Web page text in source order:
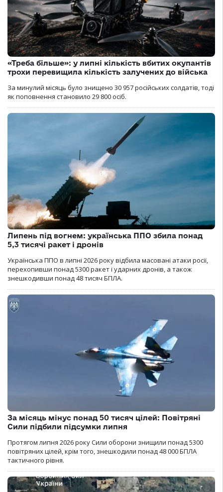
«Треба більше»: у липні кількість вбитих окупантів
трохи перевищила кількість залучених до війська
За минулий місяць було знищено 30 957 російських солдатів, тоді
як поповнення становило 29 800 осіб.
Липень під вогнем: українська ППО збила понад
5,3 тисячі ракет і дронів
Українська ППО в липні 2026 року відбила масовані атаки росії,
перехопивши понад 5300 ракет і ударних дронів, а також
знешкодивши понад 48 тисяч БПЛА.
За місяць мінус понад 50 тисяч цілей: Повітряні
Сили підбили підсумки липня
Протягом липня 2026 року Cили оборони знищили понад 5300
повітряних цілей, крім того, знешкодили понад 48 000 БПЛА
тактичного рівня.